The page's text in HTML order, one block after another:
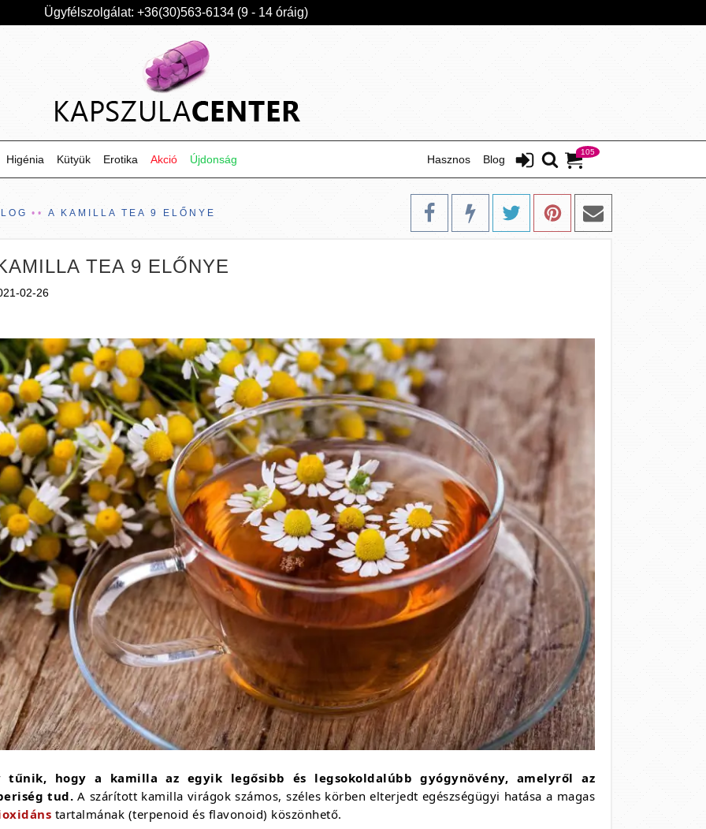
Ügyfélszolgálat: +36(30)563-6134 (9 - 14 óráig)
105
Blog
Hasznos
Higénia Kütyük Erotika Akció Újdonság
A KAMILLA TEA 9 ELŐNYE
TEA 9 ELŐNYE
02-26
tűnik, hogy a kamilla az egyik legősibb és legsokoldalúbb gyógynövény, amelyről az
tud. A szárított kamilla virágok számos, széles körben elterjedt egészségügyi hatása a magas
tartalmának (terpenoid és flavonoid) köszönhető.